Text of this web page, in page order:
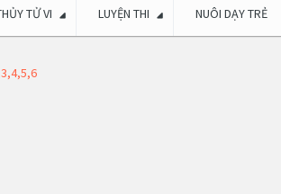
TỬ VI LUYỆN THI NUÔI DẠY TRẺ